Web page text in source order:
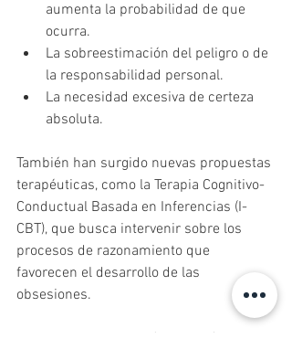
aumenta la probabilidad de que
ocurra.
La sobreestimación del peligro o de
la responsabilidad personal.
La necesidad excesiva de certeza
absoluta.
También han surgido nuevas propuestas
terapéuticas, como la Terapia Cognitivo-
Conductual Basada en Inferencias (I-
CBT), que busca intervenir sobre los
procesos de razonamiento que
favorecen el desarrollo de las
obsesiones.